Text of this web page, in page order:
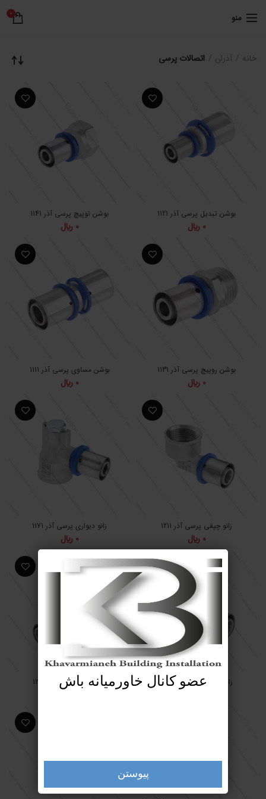
منو 0
خانه آذران اتصالات پرسی
بوشن تبدیل پرسی آذر 1121
0 ﷼
بوشن توپیچ پرسی آذر 1141
0 ﷼
بوشن روپیچ پرسی آذر 1131
0 ﷼
بوشن مساوی پرسی آذر 1111
0 ﷼
زانو چپقی پرسی آذر 1211
0 ﷼
زانو دیواری پرسی آذر 1171
0 ﷼
زانو روپیچ پرسی آذر 1221 زانو مساوی 90 پرسی 1231
عضو کانال خاورمیانه باش
پیوستن